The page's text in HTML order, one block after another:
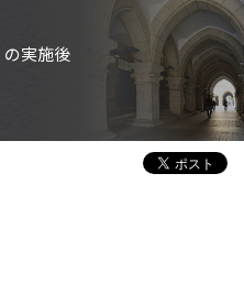
の実施後